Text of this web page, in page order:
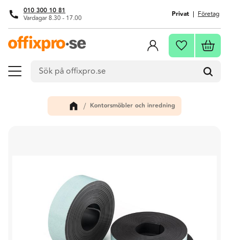
Meny
010 300 10 81
Vardagar 8.30 - 17.00 Privat Företag
Favoriter
Kontorsmöbler och inredning